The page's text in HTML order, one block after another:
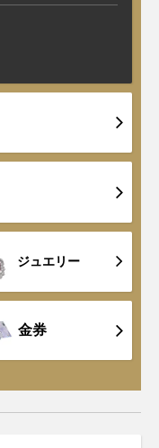
ジュエリー
金券